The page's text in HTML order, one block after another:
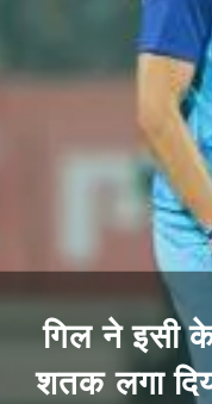
गिल ने इसी
शतक लगा